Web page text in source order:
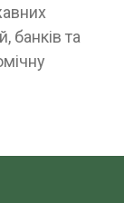
банків та